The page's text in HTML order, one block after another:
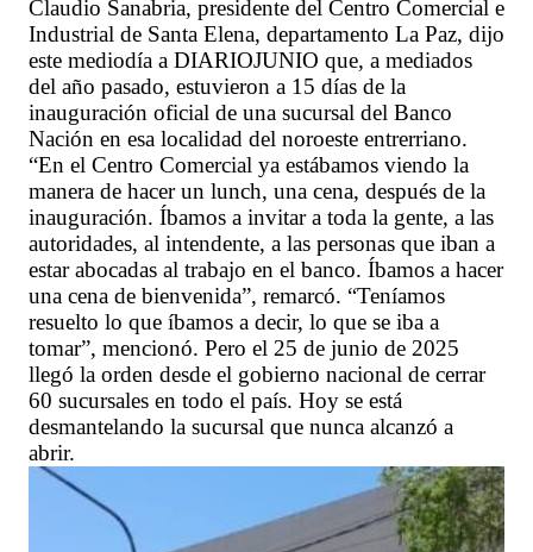
Claudio Sanabria, presidente del Centro Comercial e
Industrial de Santa Elena, departamento La Paz, dijo
este mediodía a DIARIOJUNIO que, a mediados
del año pasado, estuvieron a 15 días de la
inauguración oficial de una sucursal del Banco
Nación en esa localidad del noroeste entrerriano.
“En el Centro Comercial ya estábamos viendo la
manera de hacer un lunch, una cena, después de la
inauguración. Íbamos a invitar a toda la gente, a las
autoridades, al intendente, a las personas que iban a
estar abocadas al trabajo en el banco. Íbamos a hacer
una cena de bienvenida”, remarcó. “Teníamos
resuelto lo que íbamos a decir, lo que se iba a
tomar”, mencionó. Pero el 25 de junio de 2025
llegó la orden desde el gobierno nacional de cerrar
60 sucursales en todo el país. Hoy se está
desmantelando la sucursal que nunca alcanzó a
abrir.